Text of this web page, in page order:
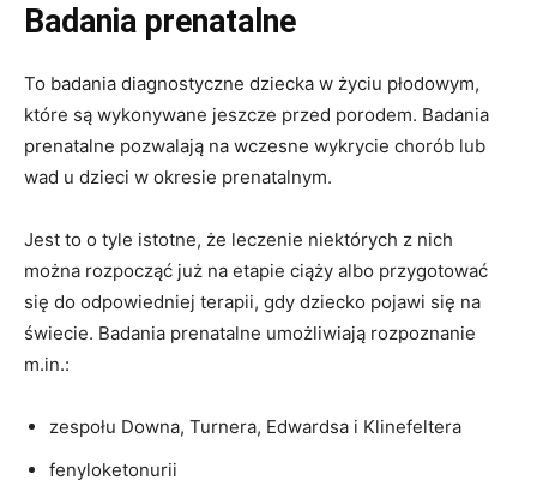
Badania prenatalne
To badania diagnostyczne dziecka w życiu płodowym,
które są wykonywane jeszcze przed porodem. Badania
prenatalne pozwalają na wczesne wykrycie chorób lub
wad u dzieci w okresie prenatalnym.
Jest to o tyle istotne, że leczenie niektórych z nich
można rozpocząć już na etapie ciąży albo przygotować
się do odpowiedniej terapii, gdy dziecko pojawi się na
świecie. Badania prenatalne umożliwiają rozpoznanie
m.in.:
zespołu Downa, Turnera, Edwardsa i Klinefeltera
fenyloketonurii